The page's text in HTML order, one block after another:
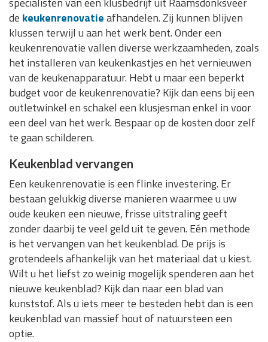
de keukenrenovatieafhandelen. Zij kunnen blijven
klussen terwijl u aan het werk bent. Onder een
keukenrenovatie vallen diverse werkzaamheden, zoals
het installeren van keukenkastjes en het vernieuwen
van de keukenapparatuur. Hebt u maar een beperkt
budget voor de keukenrenovatie? Kijk dan eens bij een
outletwinkel en schakel een klusjesman enkel in voor
een deel van het werk. Bespaar op de kosten door zelf
te gaan schilderen.
Keukenblad vervangen
Een keukenrenovatie is een flinke investering. Er
bestaan gelukkig diverse manieren waarmee u uw
oude keuken een nieuwe, frisse uitstraling geeft
zonder daarbij te veel geld uit te geven. Eén methode
is het vervangen van het keukenblad. De prijs is
grotendeels afhankelijk van het materiaal dat u kiest.
Wilt u het liefst zo weinig mogelijk spenderen aan het
nieuwe keukenblad? Kijk dan naar een blad van
kunststof. Als u iets meer te besteden hebt dan is een
keukenblad van massief hout of natuursteen een
optie.